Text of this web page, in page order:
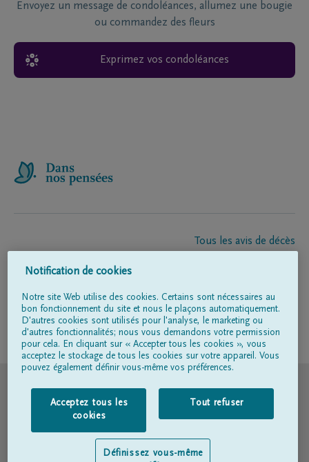
Envoyez un message de condoléances, allumez une bougie
ou commandez des fleurs
Exprimez vos condoléances
Tous les avis de décès
Entrepreneur de pompes funèbres
Suivez-nous sur
Conditions d'utilisation
Déclaration relative à la vie privée
Notification de cookies
Notre site Web utilise des cookies. Certains sont nécessaires au
bon fonctionnement du site et nous le plaçons automatiquement.
D'autres cookies sont utilisés pour l'analyse, le marketing ou
d'autres fonctionnalités; nous vous demandons votre permission
pour cela. En cliquant sur « Accepter tous les cookies », vous
acceptez le stockage de tous les cookies sur votre appareil. Vous
pouvez également définir vous-même vos préférences.
Acceptez tous les
cookies
Tout refuser
Définissez vous-même